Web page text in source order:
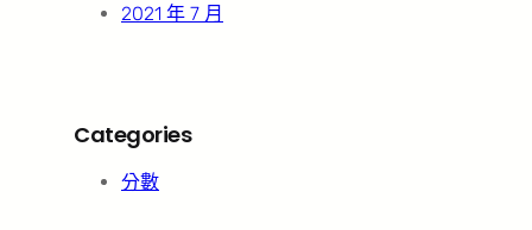
2021 年 7 月
Categories
分數